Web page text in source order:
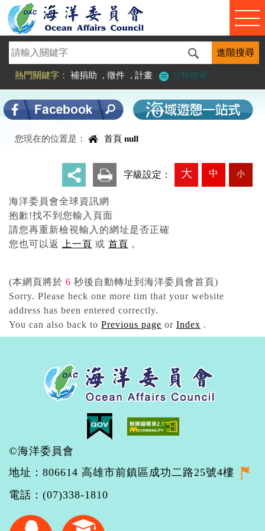
進入內容區塊
熱門關鍵字： 補捐助 , 徵件 , 計畫 分類檢索
您現在的位置是： 首頁 null
字級設定： 大 中 小
海洋委員會全球資訊網
抱歉!找不到您輸入頁面
請您再重新檢視輸入的網址是否正確
您也可以返
上一頁 或 首頁 。
(本網頁將於 6 秒後自動轉址到海洋委員會首頁)
Sorry. Please heck one more tim that your website
address has been entered correctly.
You can also back to Previous page or Index .
©海洋委員會
地址：806614 高雄市前鎮區成功二路25號4樓
電話：(07)338-1810